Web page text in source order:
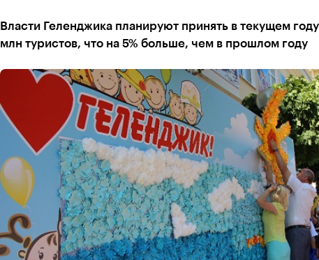
Власти Геленджика планируют принять в текущем
млн туристов, что на 5% больше, чем в прошлом году